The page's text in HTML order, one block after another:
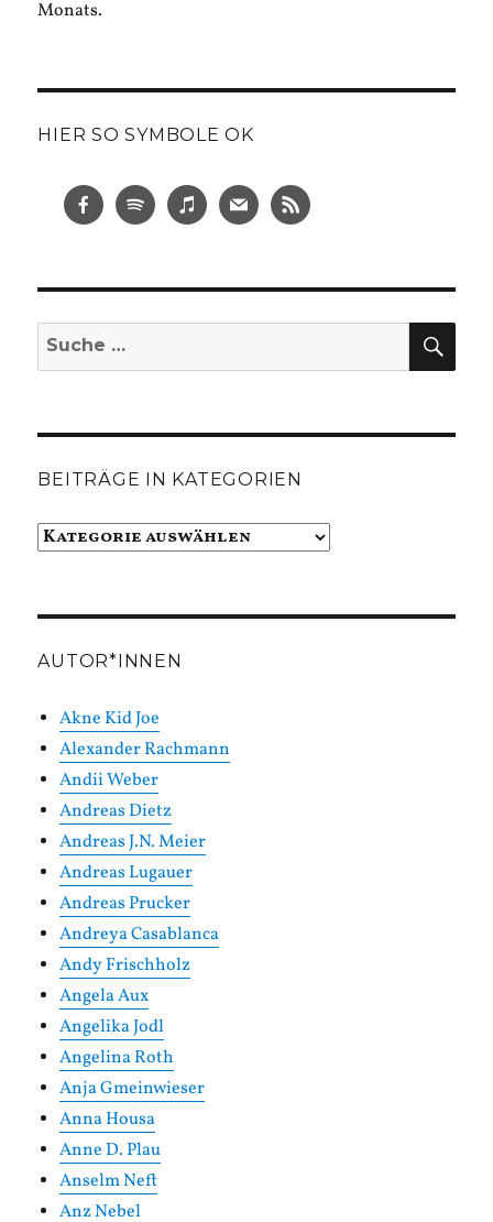
Monats.
HIER SO SYMBOLE OK
Suche
nach:
BEITRÄGE IN KATEGORIEN
Beiträge
AUTOR*INNEN
Akne Kid Joe
Alexander Rachmann
Andii Weber
Andreas Dietz
Andreas J.N. Meier
Andreas Lugauer
Andreas Prucker
Andreya Casablanca
Andy Frischholz
Angela Aux
Angelika Jodl
Angelina Roth
Anja Gmeinwieser
Anna Housa
Anne D. Plau
Anselm Neft
Anz Nebel